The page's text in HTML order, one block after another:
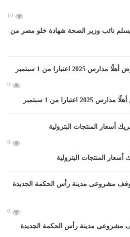
10
يسلم نائب وزير الصحة شهادة خلو مصر من
0
من 1 سبتمبر
0
0
مشروعى مدينة رأس الحكمة الجديدة